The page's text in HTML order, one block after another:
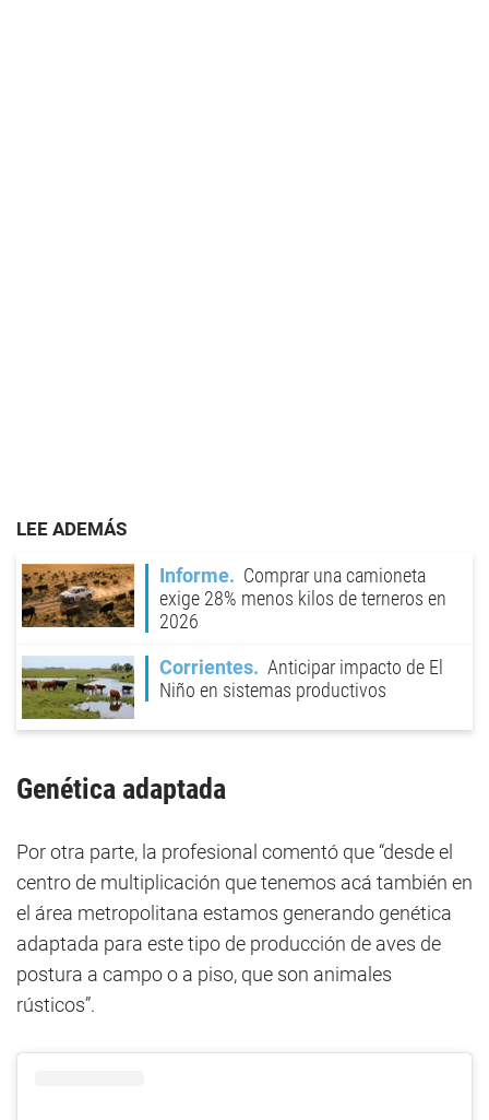
LEE ADEMÁS
Informe
Comprar una camioneta
exige 28% menos kilos de terneros en
2026
Corrientes
Anticipar impacto de El
Niño en sistemas productivos
Genética adaptada
Por otra parte, la profesional comentó que “desde el
centro de multiplicación que tenemos acá también en
el área metropolitana estamos generando genética
adaptada para este tipo de producción de aves de
postura a campo o a piso, que son animales
rústicos”.